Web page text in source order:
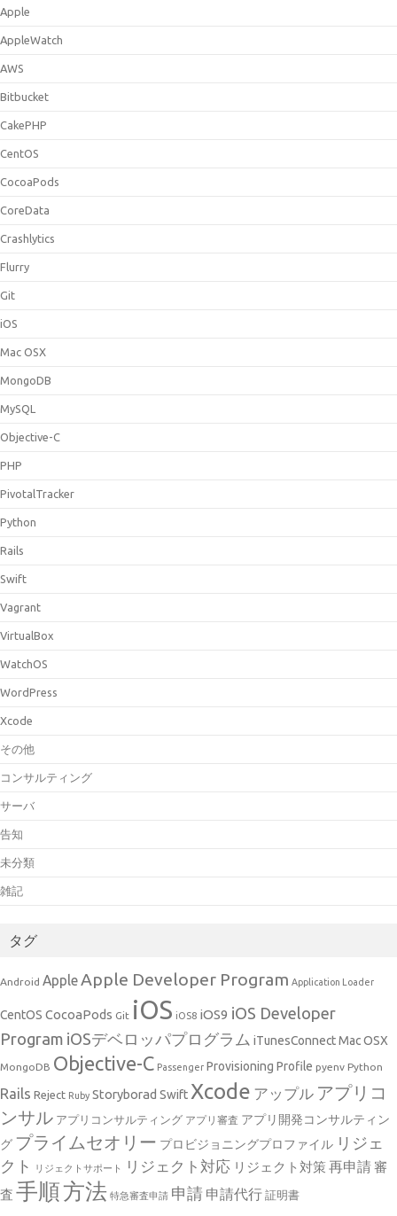
Apple
AppleWatch
AWS
Bitbucket
CakePHP
CentOS
CocoaPods
CoreData
Crashlytics
Flurry
Git
iOS
Mac OSX
MongoDB
MySQL
Objective-C
PHP
PivotalTracker
Python
Rails
Swift
Vagrant
VirtualBox
WatchOS
WordPress
Xcode
その他
コンサルティング
サーバ
告知
未分類
雑記
タグ
Android AppleApple Developer Program Application Loader
CentOS CocoaPods Git iOS iOS8 iOS9 iOS Developer
Program iOSデベロッパプログラム iTunesConnectMac OSX
MongoDB Objective-C Passenger Provisioning Profile pyenv Python
Rails Reject Ruby Storyborad Swift Xcode アップル アプリコ
ンサル アプリコンサルティング アプリ審査 アプリ開発コンサルティン
グ プライムセオリー プロビジョニングプロファイル リジェ
クト
リジェクトサポート リジェクト対応 リジェクト対策再申請審
査 手順方法 特急審査申請 申請 申請代行 証明書